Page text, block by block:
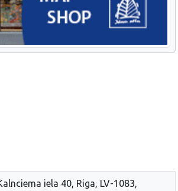
iela 40, Riga, LV-1083,